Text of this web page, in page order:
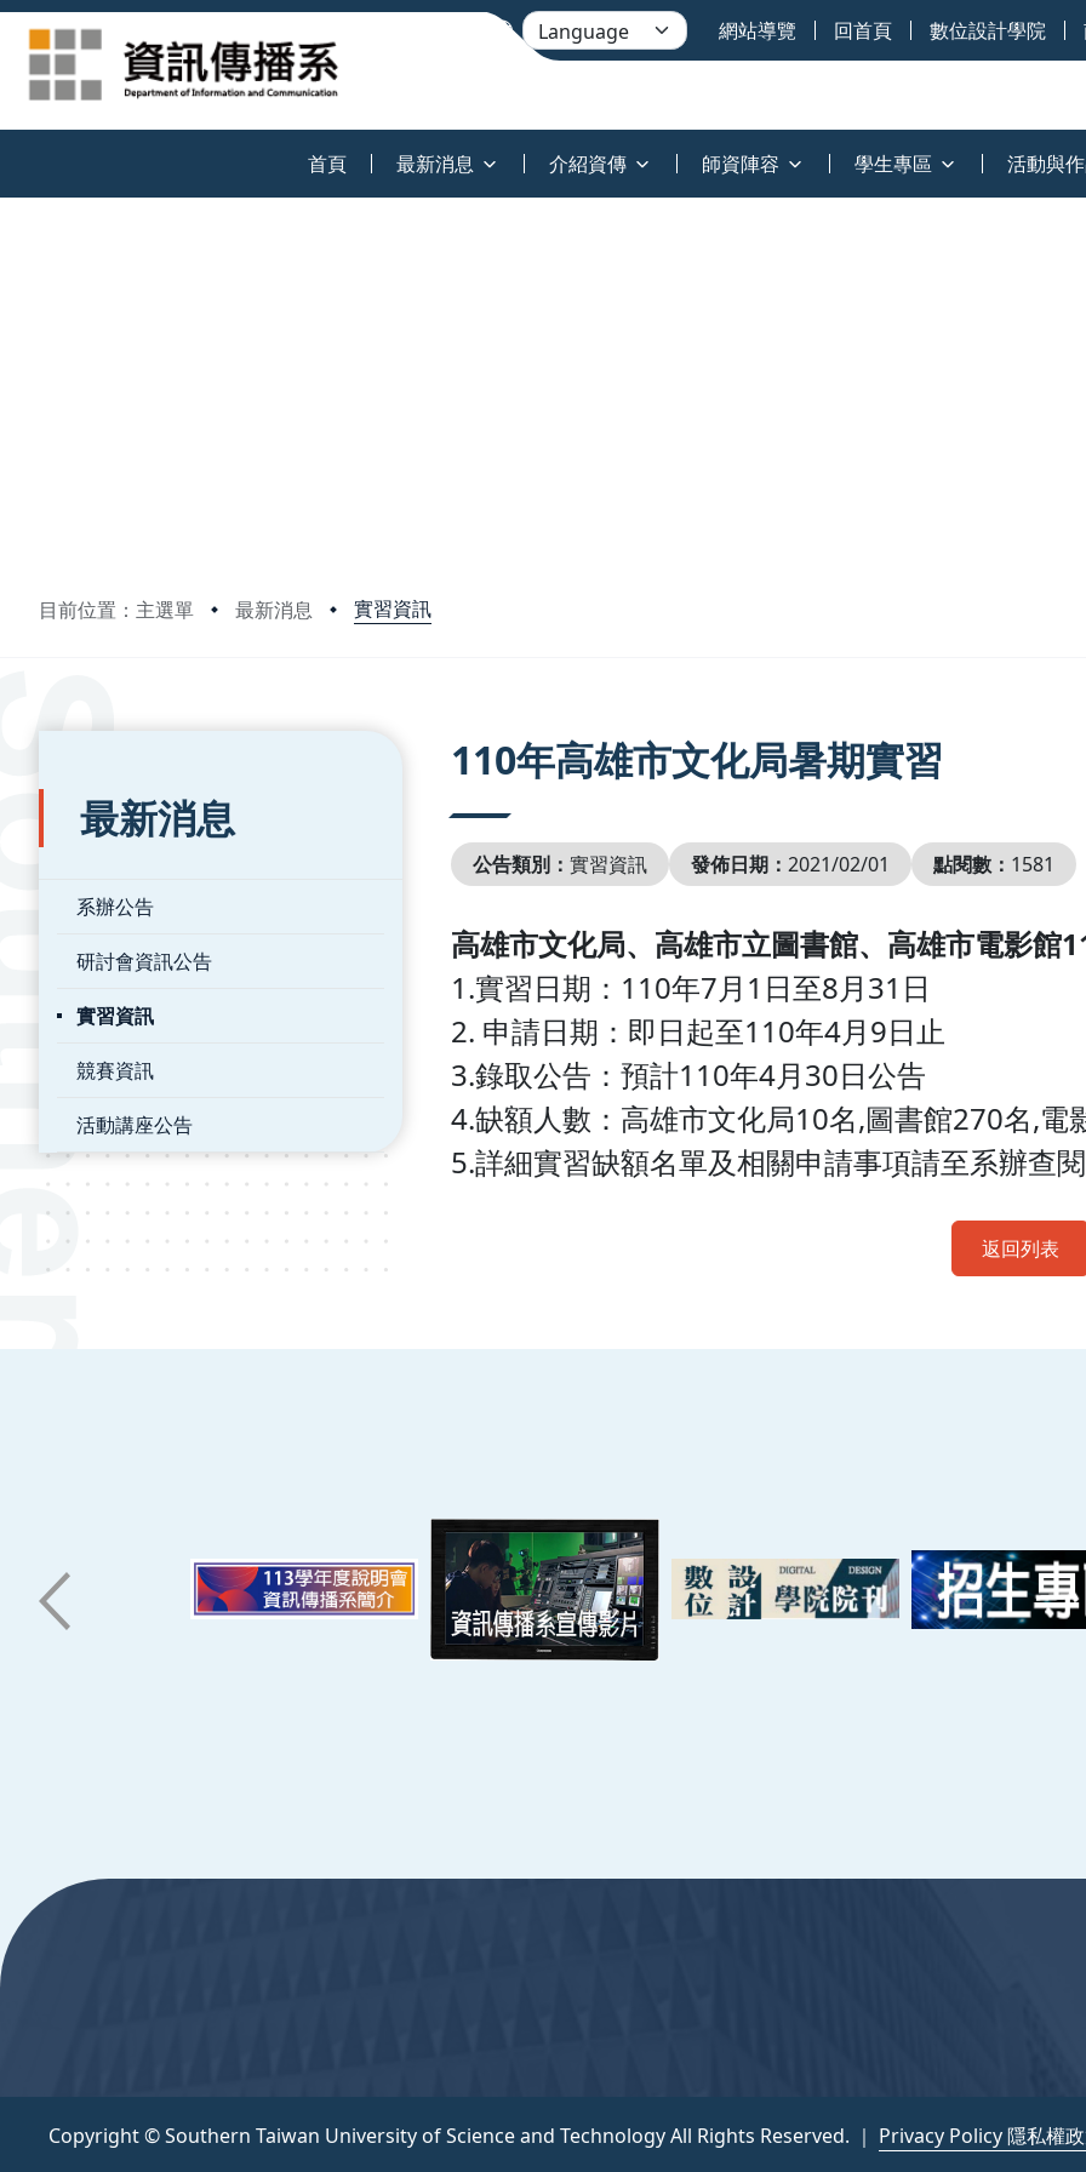
網站導覽 回首頁 數位設計學院
首頁 最新消息 介紹資傳 師資陣容 學生專區 活動與
目前位置：主選單 最新消息 實習資訊
:::
最新消息
系辦公告
研討會資訊公告
實習資訊
競賽資訊
活動講座公告
110年高雄市文化局暑期實習
公告類別： 實習資訊 發佈日期： 2021/02/01 點閱數： 1581
高雄市文化局、高雄市立圖書館、高雄市電影館
1.實習日期：110年7月1日至8月31日
2. 申請日期：即日起至110年4月9日止
3.錄取公告：預計110年4月30日公告
4.缺額人數：高雄市文化局10名,圖書館270名,電
5.詳細實習缺額名單及相關申請事項請至系辦查閱
返回列表
ic@stust.edu.tw
Copyright © Southern Taiwan University of Science and Technology All Rights Reserved. ｜ Privacy Policy 隱私權